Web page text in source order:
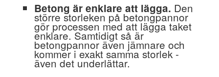
Betong är enklare att lägga. Den
större storleken på betongpannor
gör processen med att lägga taket
enklare. Samtidigt så är
betongpannor även jämnare och
kommer i exakt samma storlek -
även det underlättar.